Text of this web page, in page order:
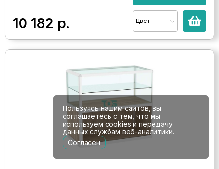
10 182 р. Цвет
Пользуясь нашим сайтов, вы
соглашаетесь с тем, что мы
используем cookies и передачу
данных службам веб-аналитики.
Согласен